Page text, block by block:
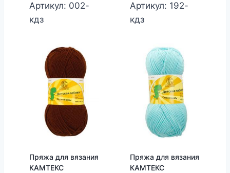
Артикул: 002-
кдз
Артикул: 192-
кдз
Пряжа для вязания
КАМТЕКС
Пряжа для вязания
КАМТЕКС